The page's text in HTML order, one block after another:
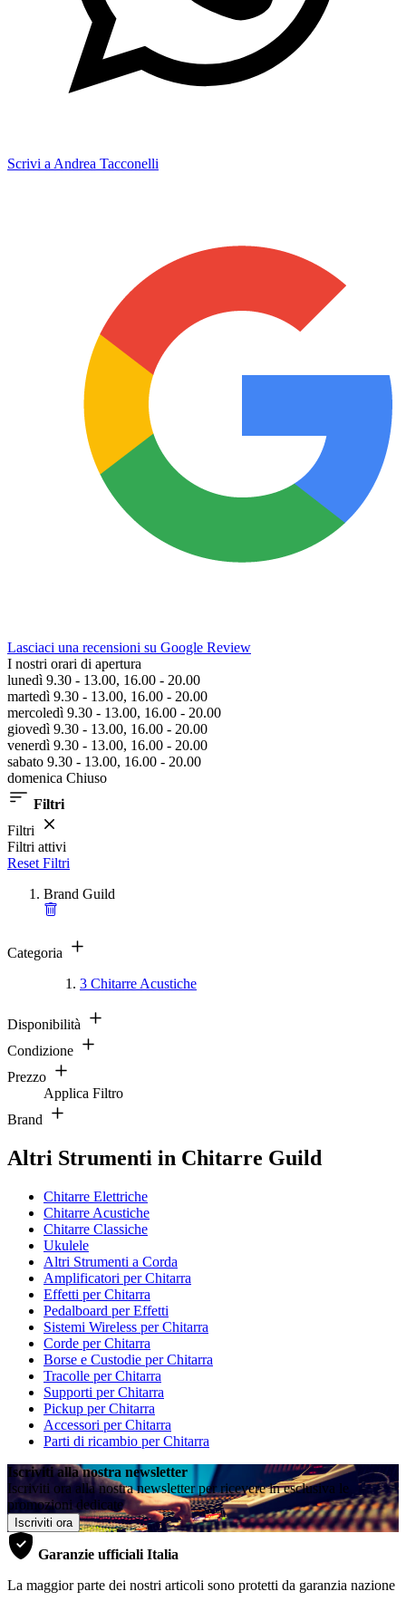
Scrivi a Andrea Tacconelli
Lasciaci una recensioni su Google Review
I nostri orari di apertura
lunedì 9.30 - 13.00, 16.00 - 20.00
martedì 9.30 - 13.00, 16.00 - 20.00
mercoledì 9.30 - 13.00, 16.00 - 20.00
giovedì 9.30 - 13.00, 16.00 - 20.00
venerdì 9.30 - 13.00, 16.00 - 20.00
sabato 9.30 - 13.00, 16.00 - 20.00
domenica Chiuso
Filtri
Filtri
Filtri attivi
Reset Filtri
Brand Guild
Categoria
3 Chitarre Acustiche
Disponibilità
Condizione
Prezzo
Applica Filtro
Brand
Altri Strumenti in Chitarre Guild
Chitarre Elettriche
Chitarre Acustiche
Chitarre Classiche
Ukulele
Altri Strumenti a Corda
Amplificatori per Chitarra
Effetti per Chitarra
Pedalboard per Effetti
Sistemi Wireless per Chitarra
Corde per Chitarra
Borse e Custodie per Chitarra
Tracolle per Chitarra
Supporti per Chitarra
Pickup per Chitarra
Accessori per Chitarra
Parti di ricambio per Chitarra
Iscriviti alla nostra newsletter
Iscriviti ora alla nostra newsletter per ricevere in esclusiva le
promozioni dedicate
Iscriviti ora
Garanzie ufficiali Italia
La maggior parte dei nostri articoli sono protetti da garanzia nazione